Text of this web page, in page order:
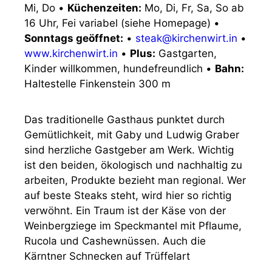
Mi, Do • Küchenzeiten: Mo, Di, Fr, Sa, So ab
16 Uhr, Fei variabel (siehe Homepage) •
Sonntags geöffnet: • steak@kirchenwirt.in •
www.kirchenwirt.in • Plus: Gastgarten,
Kinder willkommen, hundefreundlich • Bahn:
Haltestelle Finkenstein 300 m
Das traditionelle Gasthaus punktet durch
Gemütlichkeit, mit Gaby und Ludwig Graber
sind herzliche Gastgeber am Werk. Wichtig
ist den beiden, ökologisch und nachhaltig zu
arbeiten, Produkte bezieht man regional. Wer
auf beste Steaks steht, wird hier so richtig
verwöhnt. Ein Traum ist der Käse von der
Weinbergziege im Speckmantel mit Pflaume,
Rucola und Cashewnüssen. Auch die
Kärntner Schnecken auf Trüffelart